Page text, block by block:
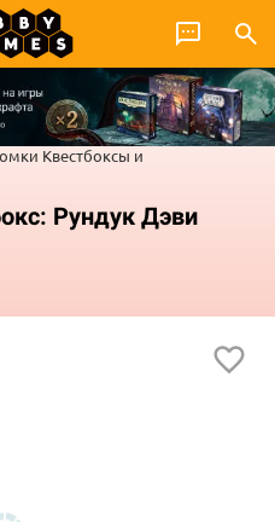
Квестбоксы и
Рундук Дэви